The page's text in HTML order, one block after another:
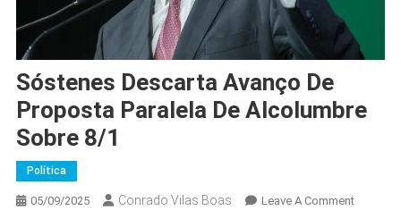
Sóstenes Descarta Avanço De
Proposta Paralela De Alcolumbre
Sobre 8/1
Política
05/09/2025 Conrado Vilas Boas Leave A CommentOn